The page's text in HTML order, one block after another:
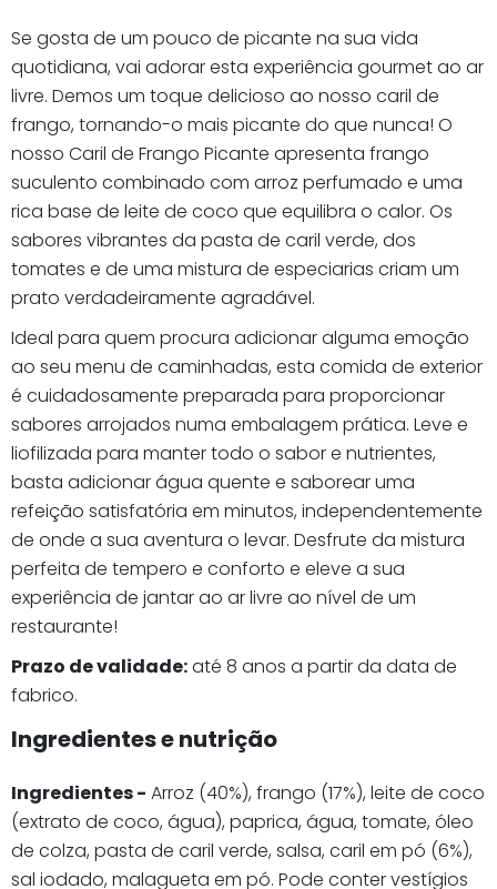
Se gosta de um pouco de picante na sua vida
quotidiana, vai adorar esta experiência gourmet ao ar
livre. Demos um toque delicioso ao nosso caril de
frango, tornando-o mais picante do que nunca! O
nosso Caril de Frango Picante apresenta frango
suculento combinado com arroz perfumado e uma
rica base de leite de coco que equilibra o calor. Os
sabores vibrantes da pasta de caril verde, dos
tomates e de uma mistura de especiarias criam um
prato verdadeiramente agradável.
Ideal para quem procura adicionar alguma emoção
ao seu menu de caminhadas, esta comida de exterior
é cuidadosamente preparada para proporcionar
sabores arrojados numa embalagem prática. Leve e
liofilizada para manter todo o sabor e nutrientes,
basta adicionar água quente e saborear uma
refeição satisfatória em minutos, independentemente
de onde a sua aventura o levar. Desfrute da mistura
perfeita de tempero e conforto e eleve a sua
experiência de jantar ao ar livre ao nível de um
restaurante!
Prazo de validade:até 8 anos a partir da data de
fabrico.
Ingredientes e nutrição
Ingredientes - Arroz (40%), frango (17%), leite de coco
(extrato de coco, água), paprica, água, tomate, óleo
de colza, pasta de caril verde, salsa, caril em pó (6%),
sal iodado, malagueta em pó. Pode conter vestígios